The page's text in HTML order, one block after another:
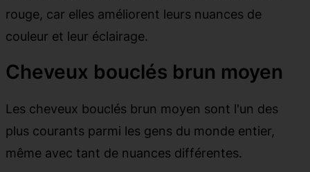
rouge, car elles améliorent leurs nuances de
couleur et leur éclairage.
Cheveux bouclés brun moyen
Les cheveux bouclés brun moyen sont l'un des
plus courants parmi les gens du monde entier,
même avec tant de nuances différentes.